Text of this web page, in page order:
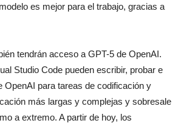
es mejor para el trabajo, gracias a
tendrán acceso a GPT-5 de OpenAI.
Studio Code pueden escribir, probar e
OpenAI para tareas de codificación y
más largas y complejas y sobresale
a extremo. A partir de hoy, los